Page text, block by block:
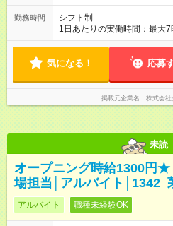
勤務時間
シフト制
1日あたりの実働時間：最大
・ 8:30～17:00 ※1日5時間
気になる！ 応募
掲載元企業名 株式会社
未読
オープニング時給1300円
場担当│アルバイト│1342_
アルバイト 職種未経験OK